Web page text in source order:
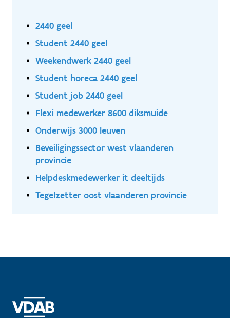
2440 geel
Student 2440 geel
Weekendwerk 2440 geel
Student horeca 2440 geel
Student job 2440 geel
Flexi medewerker 8600 diksmuide
Onderwijs 3000 leuven
Beveiligingssector west vlaanderen
provincie
Helpdeskmedewerker it deeltijds
Tegelzetter oost vlaanderen provincie